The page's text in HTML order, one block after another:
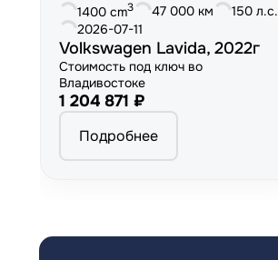
1400 cm3 47 000 км
150 л.с.
2026-07-11
Volkswagen Lavida, 2022г
Стоимость под ключ во
Владивостоке
1 204 871 ₽
Подробнее